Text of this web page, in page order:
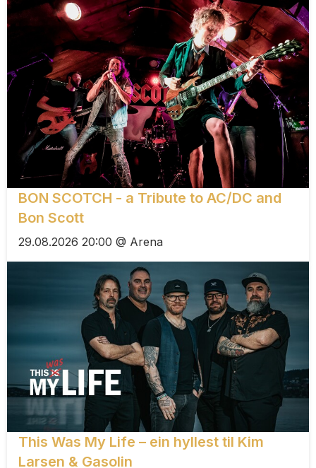
BON SCOTCH - a Tribute to AC/DC and
Bon Scott
29.08.2026 20:00 @ Arena
This Was My Life – ein hyllest til Kim
Larsen & Gasolin